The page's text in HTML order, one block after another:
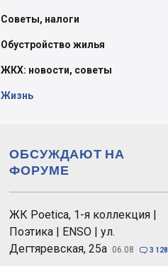
Советы, налоги
Обустройство жилья
ЖКХ: новости, советы
Жизнь
ЖК Poetica, 1-я коллекция |
Поэтика | ENSO | ул.
Дегтяревская, 25а 06.08  3 128
ОБСУЖДАЮТ НА
ФОРУМЕ